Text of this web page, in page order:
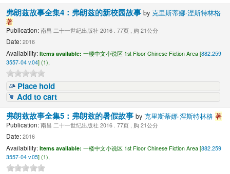
弗朗兹故事全集4：弗朗兹的新校园故事by克里斯蒂娜·涅斯特林格
著
Publication: 南昌 二十一世纪出版社 2016 . 77页 , 购 21公分
Date: 2016
Availability: Items available: 一楼中文小说区 1st Floor Chinese Fiction Area [882.259
3557-04 v.04] (1),
Place hold
Add to cart
弗朗兹故事全集5：弗朗兹的暑假故事by克里斯蒂娜·涅斯特林格著
Publication: 南昌 二十一世纪出版社 2016 . 77页 , 购 21公分
Date: 2016
Availability: Items available: 一楼中文小说区 1st Floor Chinese Fiction Area [882.259
3557-04 v.05] (1),